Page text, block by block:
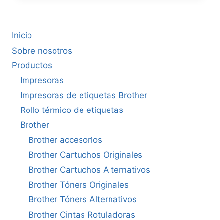
Inicio
Sobre nosotros
Productos
Impresoras
Impresoras de etiquetas Brother
Rollo térmico de etiquetas
Brother
Brother accesorios
Brother Cartuchos Originales
Brother Cartuchos Alternativos
Brother Tóners Originales
Brother Tóners Alternativos
Brother Cintas Rotuladoras